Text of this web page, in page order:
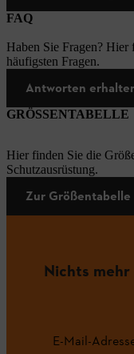
FAQ
Haben Sie Fragen? Hier
häufigsten Fragen.
Antworten
GRÖSSENTABELLE
Hier finden Sie die
Schutzausrüstung.
Zur Größentabelle
Nichts mehr
E-Mail-